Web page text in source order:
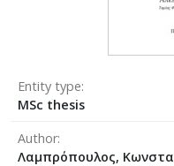
Entity type
MSc thesis
Author
Λαμπρόπουλος,